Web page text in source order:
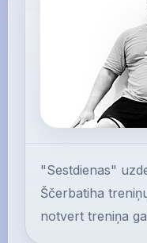
"Sestdienas"
Ščerbatiha
notvert treniņa